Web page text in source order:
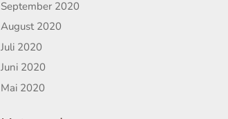
September 2020
August 2020
Juli 2020
Juni 2020
Mai 2020